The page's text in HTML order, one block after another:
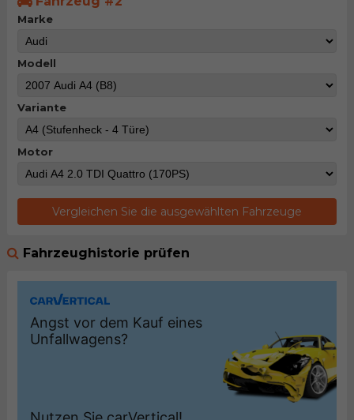
Marke
Modell
Variante
Motor
Vergleichen Sie die ausgewählten Fahrzeuge
Fahrzeughistorie prüfen